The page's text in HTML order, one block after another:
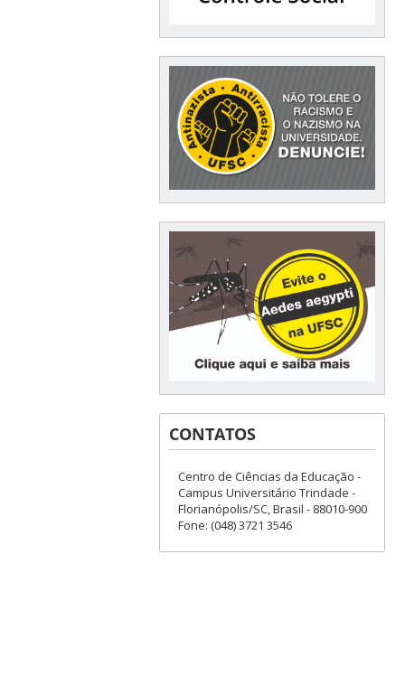
CONTATOS
Centro de Ciências da Educação -
Campus Universitário Trindade -
Florianópolis/SC, Brasil - 88010-900
Fone: (048) 3721 3546